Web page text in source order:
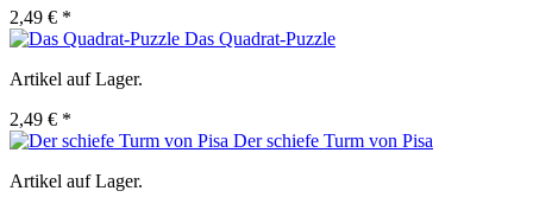
2,49 € *
Das Quadrat-Puzzle
Artikel auf Lager.
2,49 € *
Der schiefe Turm von Pisa
Artikel auf Lager.